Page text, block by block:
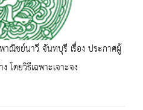
ณิชย์นาวี จันทบุรี เรื่อง ประกาศผู้
โดยวิธีเฉพาะเจาะจง